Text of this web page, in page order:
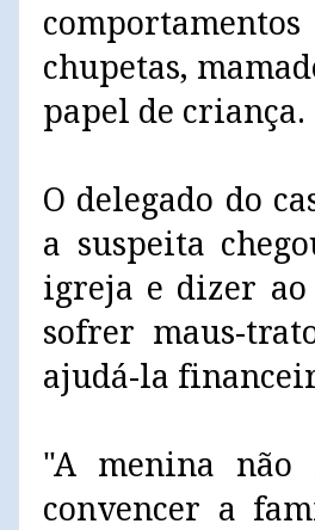
chupetas,
papel de criança.
O delegado do
a suspeita
igreja e dizer
sofrer maus-
ajudá-la
"A menina não
convencer a